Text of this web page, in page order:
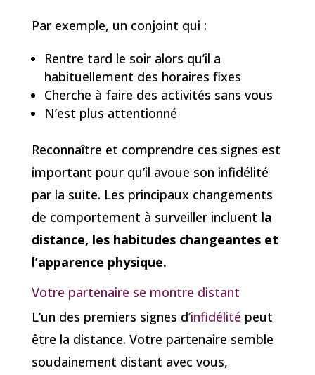
Par exemple, un conjoint qui :
Rentre tard le soir alors qu’il a
habituellement des horaires fixes
Cherche à faire des activités sans vous
N’est plus attentionné
Reconnaître et comprendre ces signes est
important pour qu’il avoue son infidélité
par la suite. Les principaux changements
de comportement à surveiller incluent la
distance, les habitudes changeantes et
l’apparence physique.
Votre partenaire se montre distant
L’un des premiers signes d’infidélité peut
être la distance. Votre partenaire semble
soudainement distant avec vous,